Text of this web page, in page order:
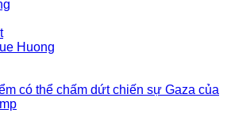
Huong
có thể chấm dứt chiến sự Gaza của